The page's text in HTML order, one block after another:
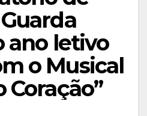
ano letivo
o Musical
Coração”